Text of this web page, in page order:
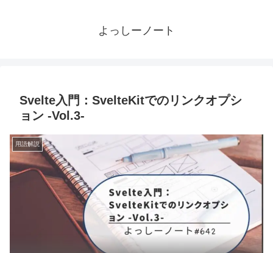
よっしーノート
Svelte入門：SvelteKitでのリンクオプシ
ョン -Vol.3-
用語解説